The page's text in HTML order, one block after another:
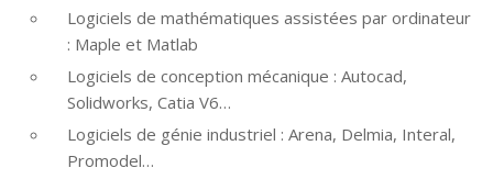
Logiciels de mathématiques assistées par ordinateur
: Maple et Matlab
Logiciels de conception mécanique : Autocad,
Solidworks, Catia V6…
Logiciels de génie industriel : Arena, Delmia, Interal,
Promodel…